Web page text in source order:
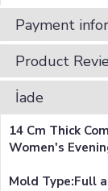
Payment
Product
İade
14 Cm Thick
Women's
Mold Type:Full